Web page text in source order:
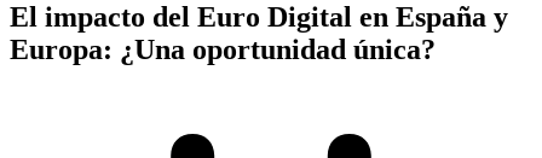
El impacto del Euro Digital en España y
Europa: ¿Una oportunidad única?